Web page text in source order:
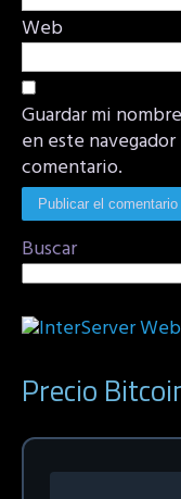
Web
Guardar mi
en este
comentario.
Buscar
Precio